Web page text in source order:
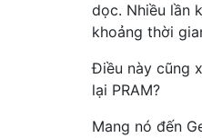
dọc. Nhiều lần
khoảng thời
Điều này cũng
lại PRAM?
Mang nó đến